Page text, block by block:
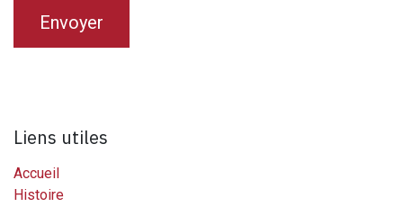
Envoyer
Liens utiles
Accueil
Histoire